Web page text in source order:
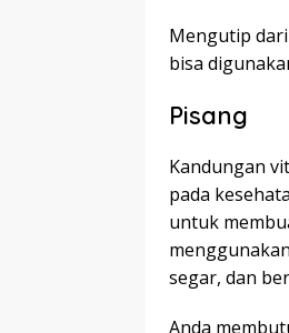
Mengutip
bisa
Pisang
Kandungan
pada
untuk
segar, dan
Anda